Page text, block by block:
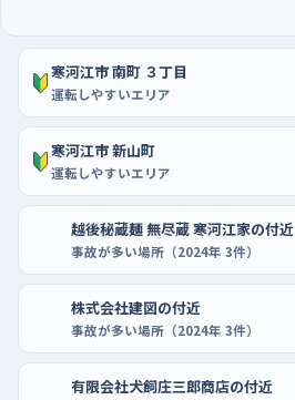
寒河江市 南町 ３丁目
運転しやすいエリア
寒河江市 新山町
運転しやすいエリア
越後秘蔵麺 無尽蔵 寒河江家の付近
事故が多い場所（2024年 3件）
株式会社建図の付近
事故が多い場所（2024年 3件）
有限会社犬飼庄三郎商店の付近